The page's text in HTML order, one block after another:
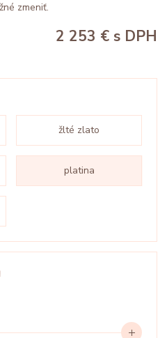
zmeniť.
2 253 € s DPH
žlté zlato
platina